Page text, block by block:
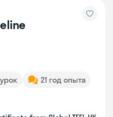
21 год опыта